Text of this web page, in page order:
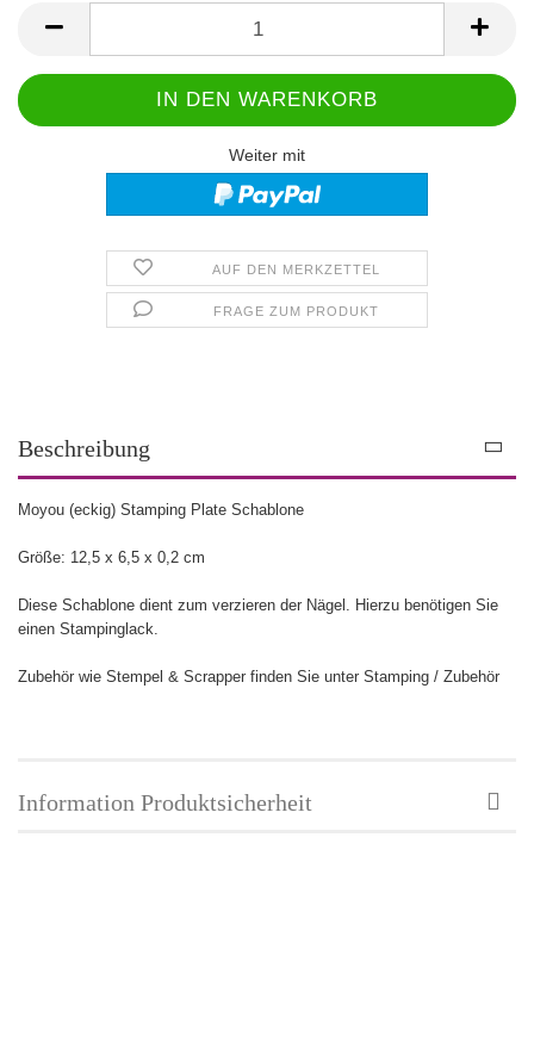
Weiter mit
AUF DEN MERKZETTEL
FRAGE ZUM PRODUKT
Beschreibung
Moyou (eckig) Stamping Plate Schablone
Größe: 12,5 x 6,5 x 0,2 cm
Diese Schablone dient zum verzieren der Nägel. Hierzu benötigen Sie
einen Stampinglack.
Zubehör wie Stempel & Scrapper finden Sie unter Stamping / Zubehör
Information Produktsicherheit